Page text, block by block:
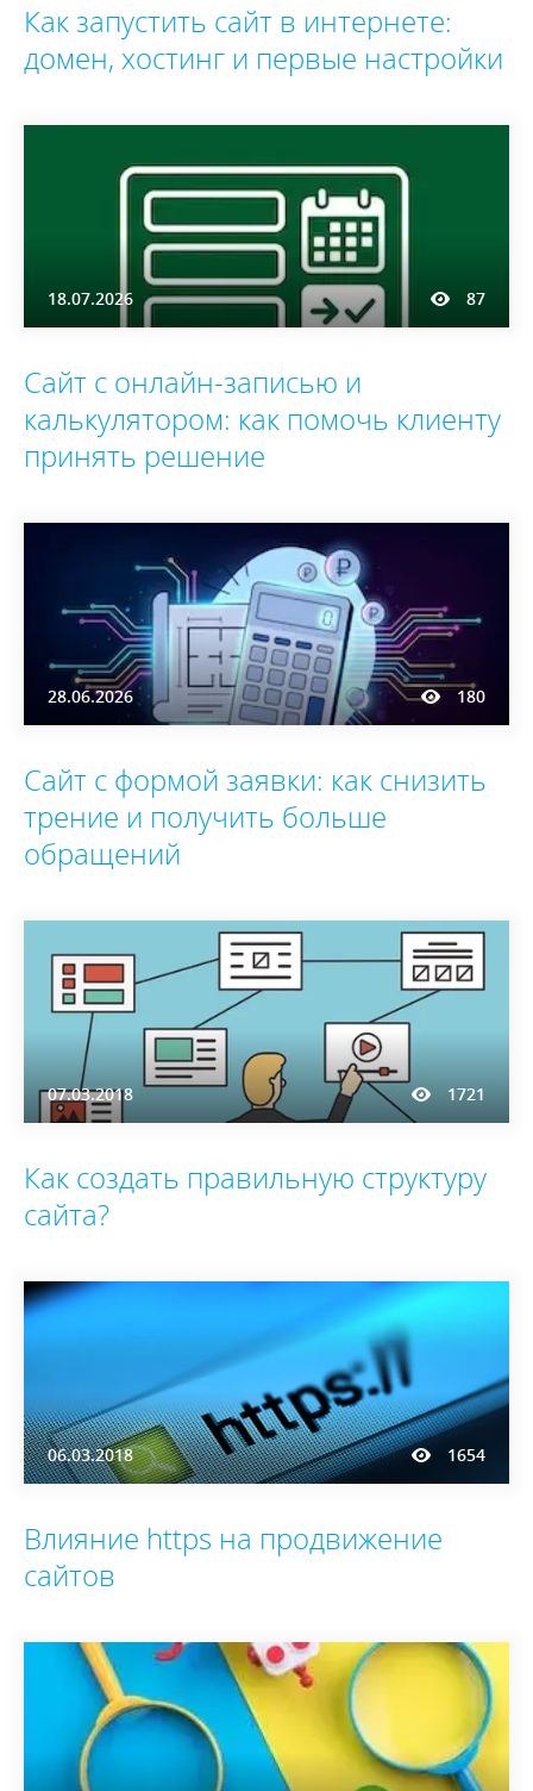
Как запустить сайт в интернете:
домен, хостинг и первые настройки
18.07.2026 87
Сайт с онлайн-записью и
калькулятором: как помочь клиенту
принять решение
28.06.2026 180
Сайт с формой заявки: как снизить
трение и получить больше
обращений
07.03.2018 1721
Как создать правильную структуру
сайта?
06.03.2018 1654
Влияние https на продвижение
сайтов